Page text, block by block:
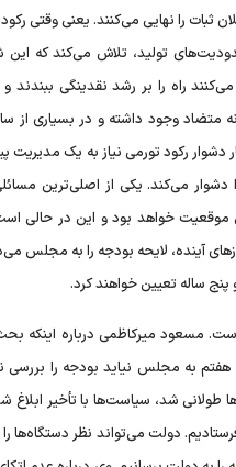
ثبات را نهایی می‌کنند. یعنی وقتی
تولید، تلاش می‌کند که این
راه را بر رشد نقدینگی ببندند و
متضاد وجود داشته و در بسیاری از
دشوار رکود تورمی نیاز به یک مدیریت
می‌کند. یکی از اصلی‌ترین
موقعیت خواهد بود و این در حالی
آینده، لایحه بودجه را به مجلس
ساله تعیین خواهند کرد.
مسعود میرکاظمی درباره اینکه
هفتم به مجلس نیاید بودجه را
شد، سیاست‌ها با تأخیر ابلاغ
سازمان برنامه و بودجه ادامه داد: تبصره‌های بودجه سال ۱۴۰۲ را به دولت فرستادیم. دولت می‌تواند